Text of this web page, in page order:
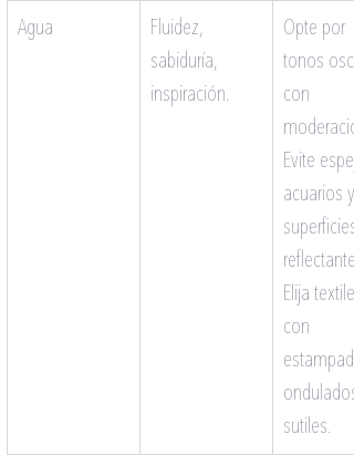
Agua
Fluidez,
sabiduría,
inspiración.
Opte por
tonos
con
Evite
acuarios y
superficies
Elija
con
ondulados
sutiles.